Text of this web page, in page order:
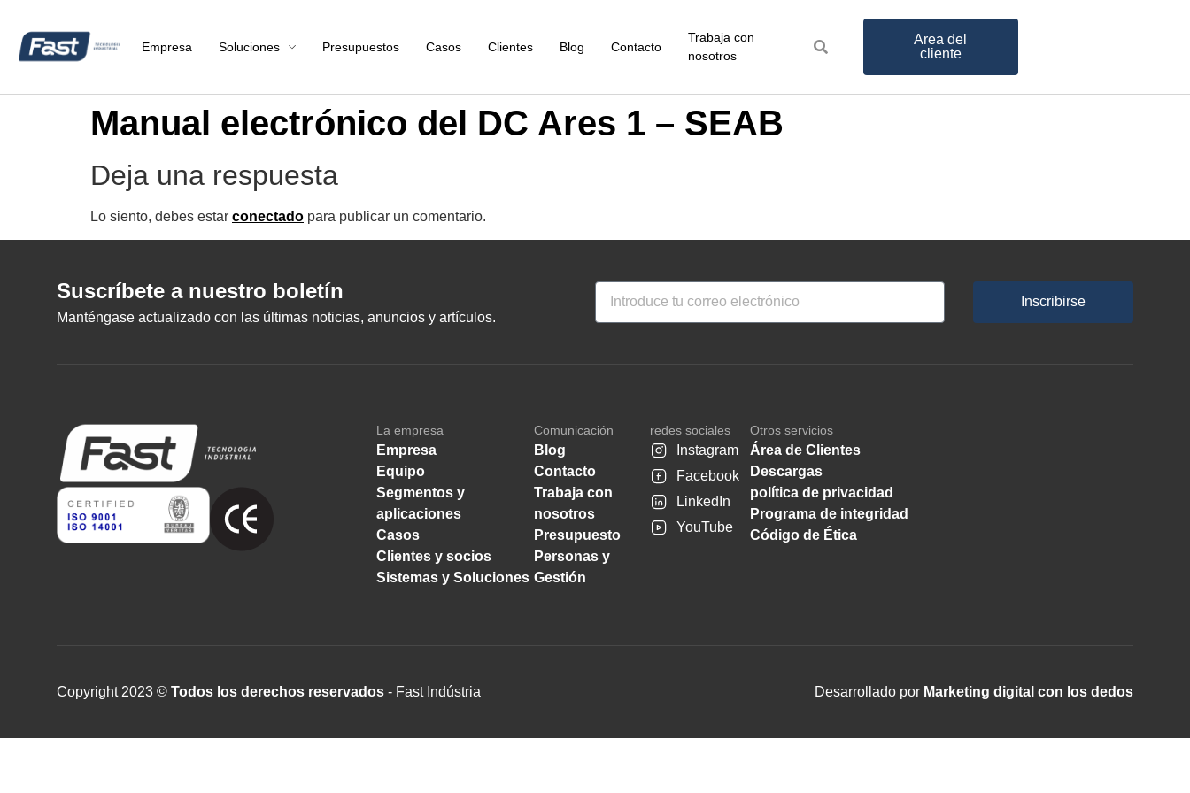
Empresa Soluciones Presupuestos Casos Clientes Blog Contacto
Trabaja con
nosotros
Area del
cliente
Manual electrónico del DC Ares 1 – SEAB
Deja una respuesta
Lo siento, debes estar conectado para publicar un comentario.
Suscríbete a nuestro boletín
Manténgase actualizado con las últimas noticias, anuncios y artículos.
Inscribirse
La empresa
Empresa
Equipo
Segmentos y
aplicaciones
Casos
Clientes y socios
Sistemas y Soluciones
Comunicación
Blog
Contacto
Trabaja con
nosotros
Presupuesto
Personas y
Gestión
redes sociales
Instagram
Facebook
LinkedIn
YouTube
Otros servicios
Área de Clientes
Descargas
política de privacidad
Programa de integridad
Código de Ética
Copyright 2023 © Todos los derechos reservados - Fast Indústria Desarrollado por Marketing digital con los dedos